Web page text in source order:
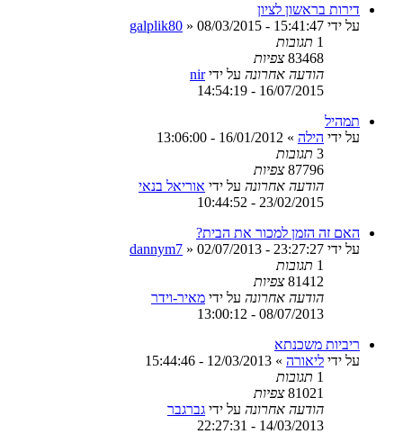
דירות בראשון לציון
על ידי
galplik80 » 08/03/2015 - 15:41:47
1 תגובות
83468 צפיות
הודעה אחרונה על ידיnir
16/07/2015 - 14:54:19
תמהיל
על ידי הילה »
16/01/2012 - 13:06:00
3 תגובות
87796 צפיות
הודעה אחרונה על ידי אוריאל בנאי
23/02/2015 - 10:44:52
האם זה הזמן למכור את הבית?
על ידי
dannym7 » 02/07/2013 - 23:27:27
1 תגובות
81412 צפיות
הודעה אחרונה על ידי מאיר-וידר
08/07/2013 - 13:00:12
ריביות משכנתא
על ידי ליאורה »
12/03/2013 - 15:44:46
1 תגובות
81021 צפיות
הודעה אחרונה על ידי גברגבר
14/03/2013 - 22:27:31